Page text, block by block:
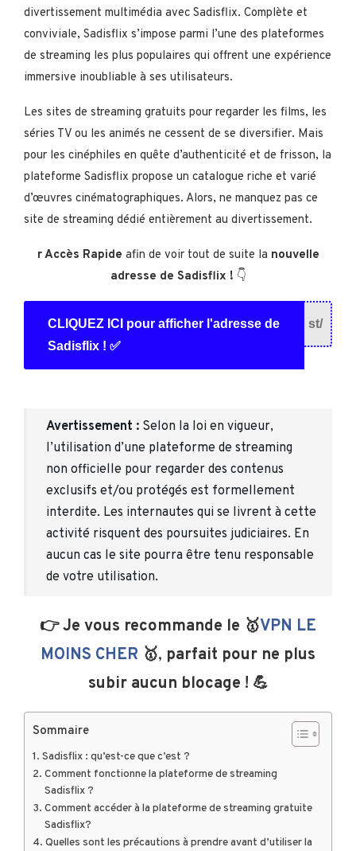
divertissement multimédia avec Sadisflix. Complète et
conviviale, Sadisflix s’impose parmi l’une des plateformes
de streaming les plus populaires qui offrent une expérience
immersive inoubliable à ses utilisateurs.
Les sites de streaming gratuits pour regarder les films, les
séries TV ou les animés ne cessent de se diversifier. Mais
pour les cinéphiles en quête d’authenticité et de frisson, la
plateforme Sadisflix propose un catalogue riche et varié
d’œuvres cinématographiques. Alors, ne manquez pas ce
site de streaming dédié entièrement au divertissement.
r Accès Rapide afin de voir tout de suite la nouvelle
adresse de Sadisflix ! 👇
CLIQUEZ ICI pour afficher l'adresse de
Sadisflix ! ✅
st/
Avertissement : Selon la loi en vigueur,
l’utilisation d’une plateforme de streaming
non officielle pour regarder des contenus
exclusifs et/ou protégés est formellement
interdite. Les internautes qui se livrent à cette
activité risquent des poursuites judiciaires. En
aucun cas le site pourra être tenu responsable
de votre utilisation.
👉 Je vous recommande le 🥇VPN LE
MOINS CHER 🥇, parfait pour ne plus
subir aucun blocage ! 💪
Sommaire
Sadisflix : qu’est-ce que c’est ?
Comment fonctionne la plateforme de streaming
Sadisflix ?
Comment accéder à la plateforme de streaming gratuite
Sadisflix?
Quelles sont les précautions à prendre avant d’utiliser la